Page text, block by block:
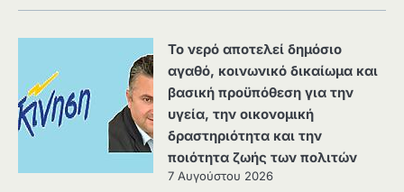
Το νερό αποτελεί δημόσιο
αγαθό, κοινωνικό δικαίωμα και
βασική προϋπόθεση για την
υγεία, την οικονομική
δραστηριότητα και την
ποιότητα ζωής των πολιτών
7 Αυγούστου 2026